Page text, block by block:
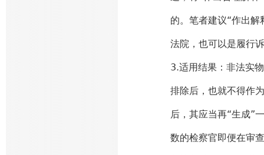
的。笔者建议“作出
法院，也可以是履行
3.适用结果：非法实
排除后，也就不得作
后，其应当再“生成”
数的检察官即便在审